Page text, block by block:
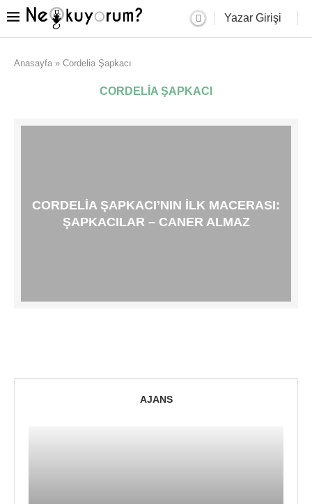
Yazar Girişi
Anasayfa » Cordelia Şapkacı
CORDELIA ŞAPKACI
CORDELIA ŞAPKACI’NIN ILK MACERASI:
ŞAPKACILAR – CANER ALMAZ
AJANS